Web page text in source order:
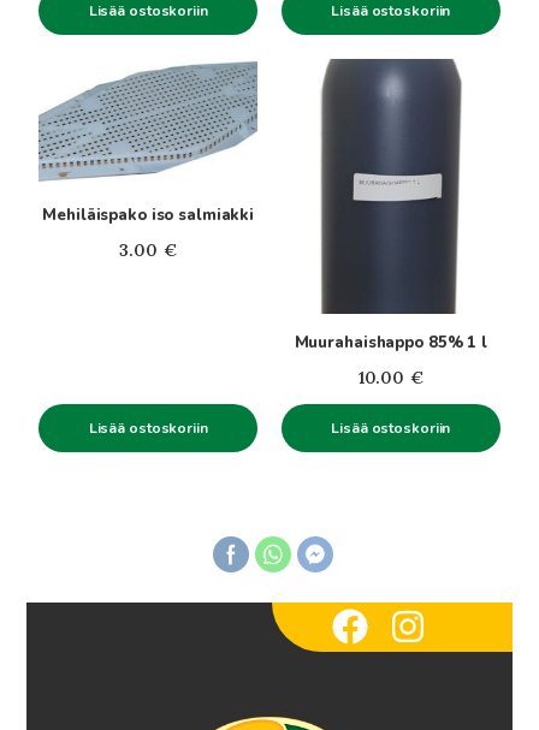
Lisää ostoskoriin Lisää ostoskoriin
Mehiläispako iso salmiakki
3.00 €
Lisää ostoskoriin
Muurahaishappo 85% 1 l
10.00 €
Lisää ostoskoriin